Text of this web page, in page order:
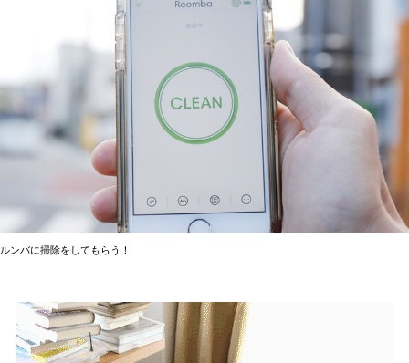
ルンバに掃除をしてもらう！